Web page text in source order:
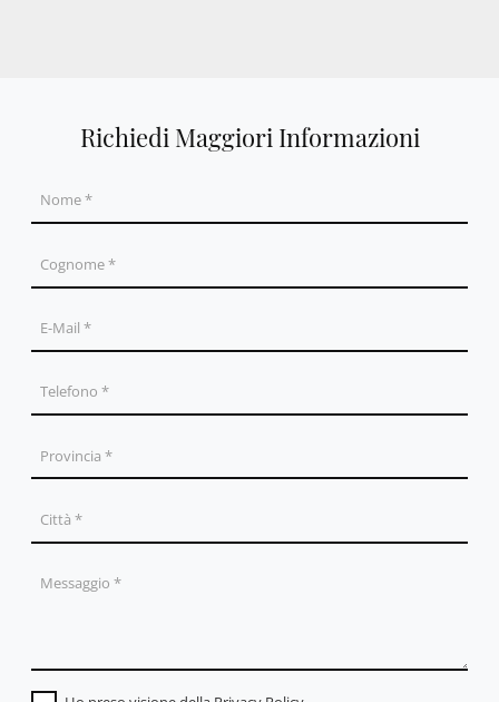
Richiedi Maggiori Informazioni